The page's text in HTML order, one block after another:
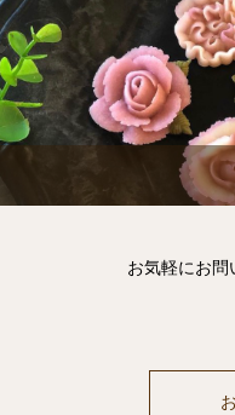
お気軽にお問